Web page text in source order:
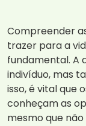
Compreender
trazer para a
fundamental. A
indivíduo, mas
isso, é vital que
conheçam as
mesmo que